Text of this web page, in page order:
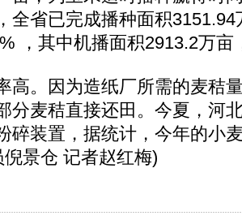
全省已完成播种面积
，其中机播面积2913.2万亩
。因为造纸厂所需的麦秸
分麦秸直接还田。今夏，河
碎装置，据统计，今年的小
景仓 记者赵红梅)